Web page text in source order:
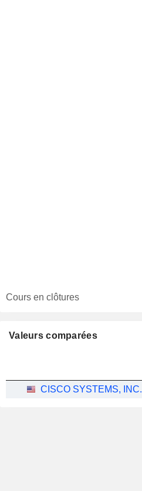
Cours en clôtures
Valeurs comparées
CISCO SYSTEMS, INC.